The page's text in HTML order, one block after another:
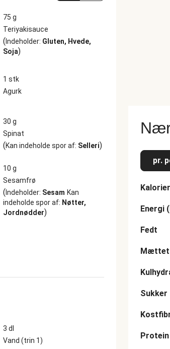
75 g
Teriyakisauce
(Indeholder: Gluten, Hvede,
Soja)
1 stk
Agurk
30 g
Spinat
(Kan indeholde spor af: Selleri)
10 g
Sesamfrø
(Indeholder: Sesam Kan
indeholde spor af: Nøtter,
Jordnødder)
3 dl
Vand (trin 1)
pr.
Energi
Fedt
Mættet
Sukker
Protein